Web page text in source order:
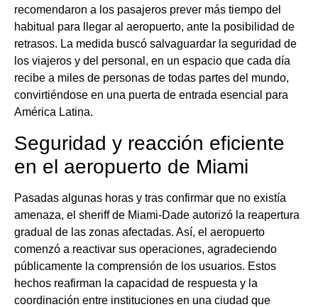
recomendaron a los pasajeros prever más tiempo del
habitual para llegar al aeropuerto, ante la posibilidad de
retrasos. La medida buscó salvaguardar la seguridad de
los viajeros y del personal, en un espacio que cada día
recibe a miles de personas de todas partes del mundo,
convirtiéndose en una puerta de entrada esencial para
América Latina.
Seguridad y reacción eficiente
en el aeropuerto de Miami
Pasadas algunas horas y tras confirmar que no existía
amenaza, el sheriff de Miami-Dade autorizó la reapertura
gradual de las zonas afectadas. Así, el aeropuerto
comenzó a reactivar sus operaciones, agradeciendo
públicamente la comprensión de los usuarios. Estos
hechos reafirman la capacidad de respuesta y la
coordinación entre instituciones en una ciudad que